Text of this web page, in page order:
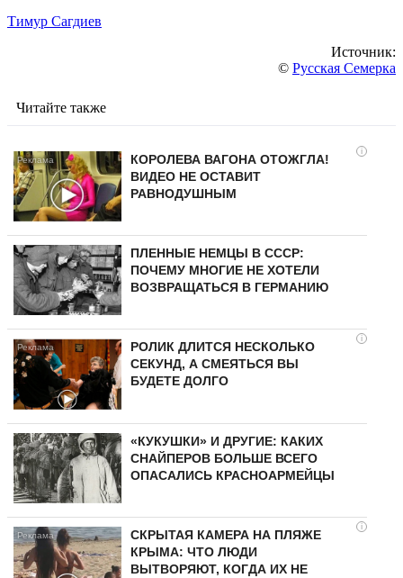
Тимур Сагдиев
Источник:
© Русская Семерка
Читайте также
i
КОРОЛЕВА ВАГОНА ОТОЖГЛА!
ВИДЕО НЕ ОСТАВИТ
РАВНОДУШНЫМ
ПЛЕННЫЕ НЕМЦЫ В СССР:
ПОЧЕМУ МНОГИЕ НЕ ХОТЕЛИ
ВОЗВРАЩАТЬСЯ В ГЕРМАНИЮ
i
РОЛИК ДЛИТСЯ НЕСКОЛЬКО
СЕКУНД, А СМЕЯТЬСЯ ВЫ
БУДЕТЕ ДОЛГО
«КУКУШКИ» И ДРУГИЕ: КАКИХ
СНАЙПЕРОВ БОЛЬШЕ ВСЕГО
ОПАСАЛИСЬ КРАСНОАРМЕЙЦЫ
i
СКРЫТАЯ КАМЕРА НА ПЛЯЖЕ
КРЫМА: ЧТО ЛЮДИ
ВЫТВОРЯЮТ, КОГДА ИХ НЕ